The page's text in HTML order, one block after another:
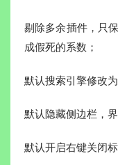
剔除多余插件，只
成假死的系数；
默认搜索引擎修改为
默认隐藏侧边栏，
默认开启右键关闭标